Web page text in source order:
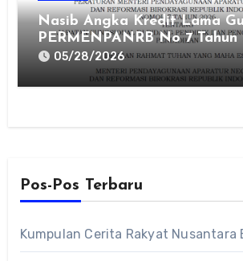
Nasib Angka Kredit Lama
PERMENPANRB No 7 Tahun
Hangus atau Aman?
05/28/2026
Pos-Pos Terbaru
Kumpulan Cerita Rakyat Nusantara